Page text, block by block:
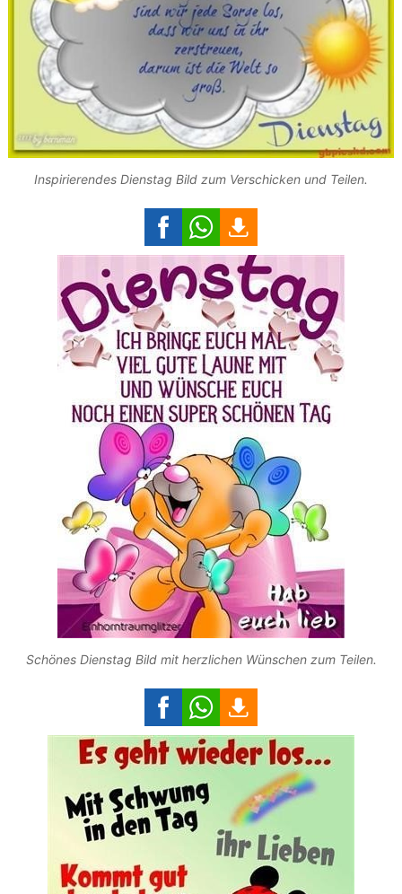
Inspirierendes Dienstag Bild zum Verschicken und Teilen.
Schönes Dienstag Bild mit herzlichen Wünschen zum Teilen.